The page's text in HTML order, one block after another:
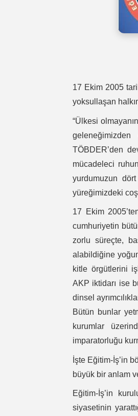
17 Ekim 2005
yoksullaşan
“Ülkesi
TÖBDER’den
mücadeleci
yurdumuzun dört
yüreğimizdeki
17 Ekim
cumhuriyetin
zorlu süreçte,
alabildiğine
kitle örgütlerini
AKP iktidarı ise
dinsel
Bütün bunlar
kurumlar
imparatorluğu
İşte Eğitim-İş’in
büyük bir anlam
Eğitim-İş’in
siyasetinin